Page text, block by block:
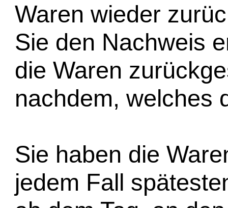
Waren wieder
Sie den Nachweis
die Waren
nachdem, welches
Sie haben die
jedem Fall